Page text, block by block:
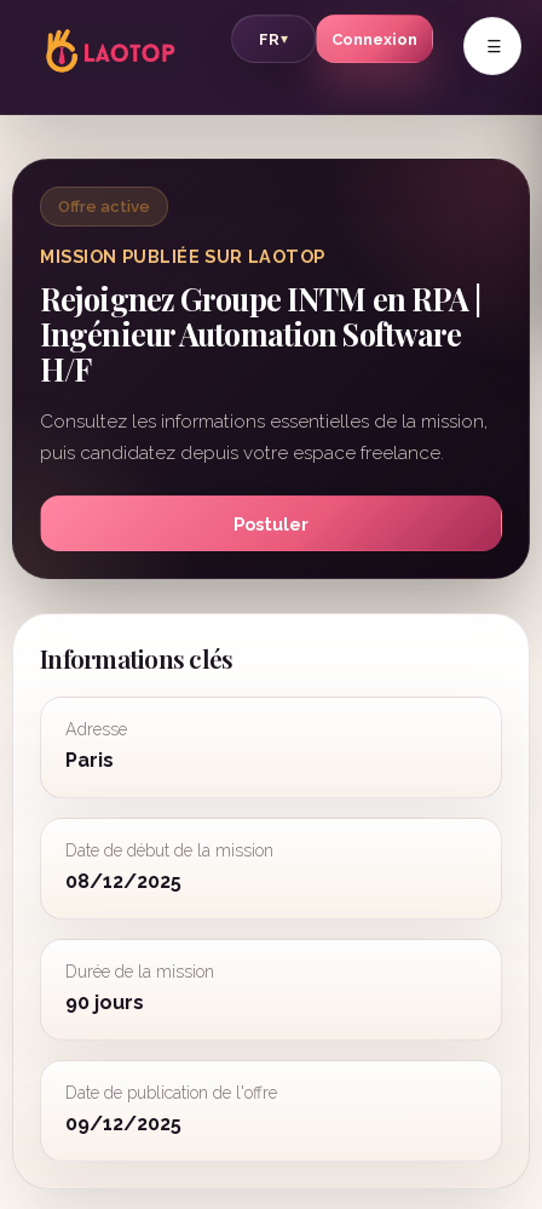
FR▾ Connexion v
Offre active
MISSION PUBLIÉE SUR LAOTOP
Rejoignez Groupe INTM en RPA |
Ingénieur Automation Software
H/F
Consultez les informations essentielles de la mission,
puis candidatez depuis votre espace freelance.
Postuler
Informations clés
Adresse
Paris
Date de début de la mission
08/12/2025
Durée de la mission
90 jours
Date de publication de l'offre
09/12/2025